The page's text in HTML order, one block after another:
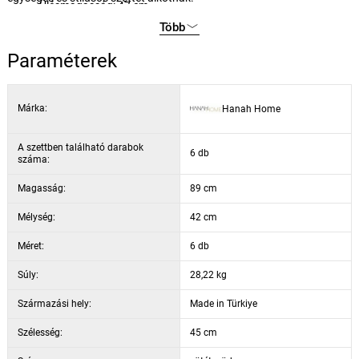
Ülésmagasság: 47 cm
Szín: füstös és fekete
Több
Paraméterek
Márka: Hanah Home
A szettben található darabok
száma:
6 db
Magasság: 89 cm
Mélység: 42 cm
Méret: 6 db
Súly: 28,22 kg
Származási hely: Made in Türkiye
Szélesség: 45 cm